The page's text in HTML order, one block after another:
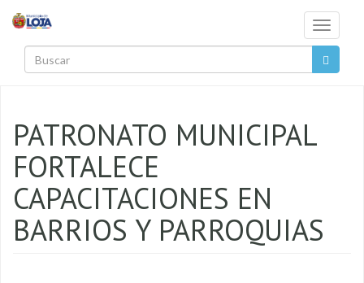
Toggle
PATRONATO MUNICIPAL
FORTALECE
CAPACITACIONES EN
BARRIOS Y PARROQUIAS